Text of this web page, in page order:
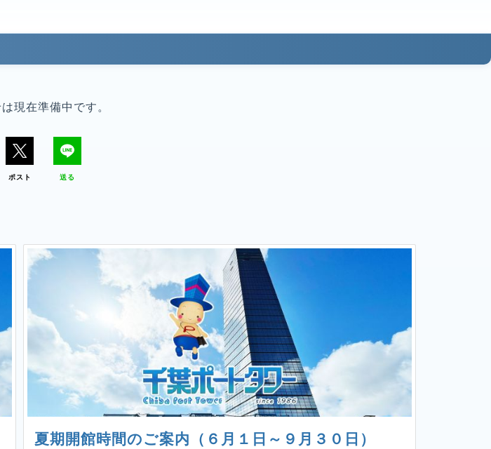
現在準備中です。
ポスト 送る
夏期開館時間のご案内（６月１日～９月３０日）